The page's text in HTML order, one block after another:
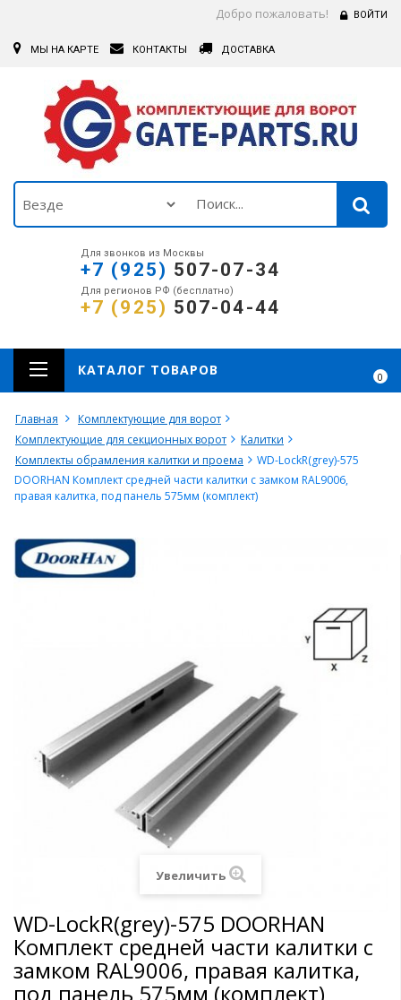
Добро пожаловать! ВОЙТИ
МЫ НА КАРТЕ КОНТАКТЫ ДОСТАВКА
Для звонков из Москвы
+7 (925) 507-07-34
Для регионов РФ (бесплатно)
+7 (925) 507-04-44
0
КАТАЛОГ ТОВАРОВ
Главная
Комплектующие для ворот
Комплектующие для секционных ворот
Калитки
Комплекты обрамления калитки и проема
WD-LockR(grey)-575
DOORHAN Комплект средней части калитки c замком RAL9006,
правая калитка, под панель 575мм (комплект)
Увеличить
WD-LockR(grey)-575 DOORHAN
Комплект средней части калитки c
замком RAL9006, правая калитка,
под панель 575мм (комплект)